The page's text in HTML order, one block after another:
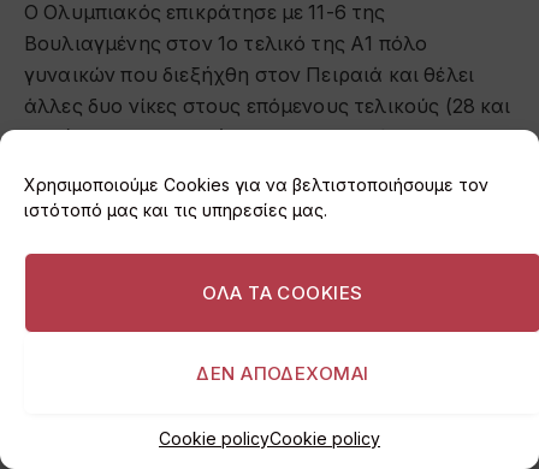
Χρησιμοποιούμε Cookies για να βελτιστοποιήσουμε τον
ιστότοπό μας και τις υπηρεσίες μας.
ΟΛΑ ΤΑ COOKIES
ΔΕΝ ΑΠΟΔΕΧΟΜΑΙ
Cookie policyCookie policy
Ο Ολυμπιακός επικράτησε με 11-6 της
Βουλιαγμένης στον 1ο τελικό της Α1 πόλο
γυναικών που διεξήχθη στον Πειραιά και θέλει
άλλες δυο νίκες στους επόμενους τελικούς (28 και
30/5) για να κατακτήσει το 12ο πρωτάθλημα
στο 6-6 και οΟλυμπιακόςμ’ ένα σερί έφτασε στη
νίκη. Η Βουλιαγμένη αγωνίστηκε χωρίς την
Κούλχας